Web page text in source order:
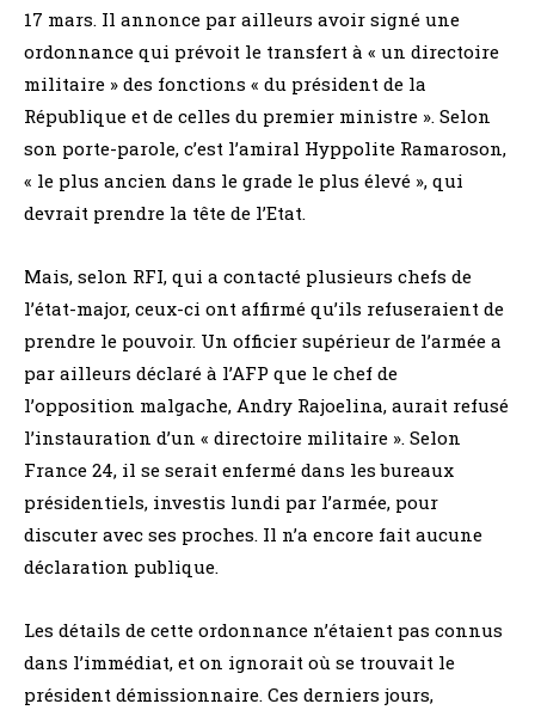
17 mars. Il annonce par ailleurs avoir signé une
ordonnance qui prévoit le transfert à « un directoire
militaire » des fonctions « du président de la
République et de celles du premier ministre ». Selon
son porte-parole, c’est l’amiral Hyppolite Ramaroson,
« le plus ancien dans le grade le plus élevé », qui
devrait prendre la tête de l’Etat.
Mais, selon RFI, qui a contacté plusieurs chefs de
l’état-major, ceux-ci ont affirmé qu’ils refuseraient de
prendre le pouvoir. Un officier supérieur de l’armée a
par ailleurs déclaré à l’AFP que le chef de
l’opposition malgache, Andry Rajoelina, aurait refusé
l’instauration d’un « directoire militaire ». Selon
France 24, il se serait enfermé dans les bureaux
présidentiels, investis lundi par l’armée, pour
discuter avec ses proches. Il n’a encore fait aucune
déclaration publique.
Les détails de cette ordonnance n’étaient pas connus
dans l’immédiat, et on ignorait où se trouvait le
président démissionnaire. Ces derniers jours,